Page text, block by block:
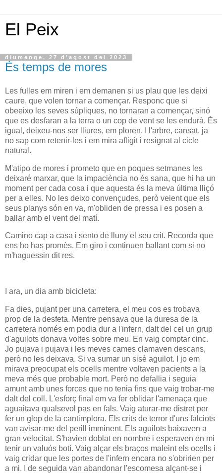
El Peix
diumenge, 27 d’agost del 2023
És temps de mores
Les fulles em miren i em demanen si us plau que les deixi
caure, que volen tornar a començar. Responc que si
obeeixo les seves súpliques, no tornaran a començar, sinó
que es desfaran a la terra o un cop de vent se les endurà. És
igual, deixeu-nos ser lliures, em ploren. I l'arbre, cansat, ja
no sap com retenir-les i em mira afligit i resignat al cicle
natural.
M'atipo de mores i prometo que en poques setmanes les
deixaré marxar, que la impaciència no és sana, que hi ha un
moment per cada cosa i que aquesta és la meva última lliçó
per a elles. No les deixo convençudes, però veient que els
seus planys són en va, m'obliden de pressa i es posen a
ballar amb el vent del matí.
Camino cap a casa i sento de lluny el seu crit. Recorda que
ens ho has promès. Em giro i continuen ballant com si no
m'haguessin dit res.
I ara, un dia amb bicicleta:
Fa dies, pujant per una carretera, el meu cos es trobava
prop de la desfeta. Mentre pensava que la duresa de la
carretera només em podia dur a l'infern, dalt del cel un grup
d'aguilots donava voltes sobre meu. En vaig comptar cinc.
Jo pujava i pujava i les meves cames clamaven descans,
però no les deixava. Si va sumar un sisè aguilot. I jo em
mirava preocupat els ocells mentre voltaven pacients a la
meva més que probable mort. Però no defallia i seguia
amunt amb unes forces que no tenia fins que vaig trobar-me
dalt del coll. L'esforç final em va fer oblidar l'amenaça que
aguaitava qualsevol pas en fals. Vaig aturar-me distret per
fer un glop de la cantimplora. Els crits de terror d'uns falciots
van avisar-me del perill imminent. Els aguilots baixaven a
gran velocitat. S'havien doblat en nombre i esperaven en mi
tenir un valuós botí. Vaig alçar els braços maleint els ocells i
vaig cridar que les portes de l'infern encara no s'obririen per
a mi. I de seguida van abandonar l'escomesa alçant-se i